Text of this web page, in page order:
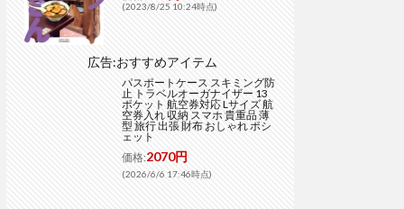
(2023/8/25 10:24時点)
広告:おすすめアイテム
パスポートケース スキミング防
止 トラベルオーガナイザー 13
ポケット 航空券対応 Lサイズ 航
空券入れ 収納 スマホ 貴重品 薄
型 旅行 出張 財布 おしゃれ ポシ
ェット
価格:2070円
(2026/6/6 17:46時点)